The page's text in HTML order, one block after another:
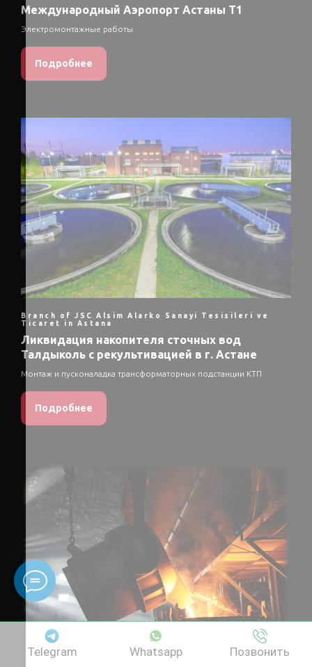
Международный Аэропорт Астаны Т1
Электромонтажные работы
Подробнее
Branch of JSC Alsim Alarko Sanayi Tesisileri ve
Ticaret in Astana
Ликвидация накопителя сточных вод
Талдыколь с рекультивацией в г. Астане
Монтаж и пусконаладка трансформаторных подстанции КТП
Подробнее
Tau Ken Temir LLP
Telegram Whatsapp Позвонить